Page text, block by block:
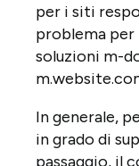
per i siti
problema
soluzioni m-
In generale,
in grado di
passaggio, il